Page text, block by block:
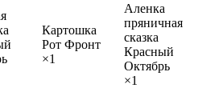
Картошка
Рот Фронт
×1
Аленка
пряничная
сказка
Красный
Октябрь
×1